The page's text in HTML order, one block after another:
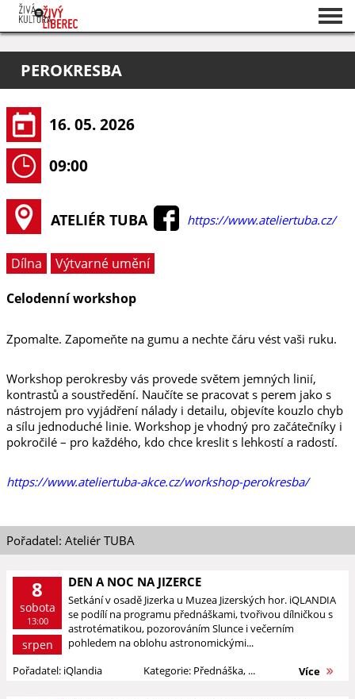
O projektu
Pořadatelé
PEROKRESBA
16. 05. 2026
09:00
ATELIÉR TUBA https://www.ateliertuba.cz/
Dílna
Výtvarné umění
Celodenní workshop
Zpomalte. Zapomeňte na gumu a nechte čáru vést vaši ruku.
Workshop perokresby vás provede světem jemných linií,
kontrastů a soustředění. Naučíte se pracovat s perem jako s
nástrojem pro vyjádření nálady i detailu, objevíte kouzlo chyb
a sílu jednoduché linie. Workshop je vhodný pro začátečníky i
pokročilé – pro každého, kdo chce kreslit s lehkostí a radostí.
https://www.ateliertuba-akce.cz/workshop-perokresba/
Pořadatel: Ateliér TUBA
8
sobota
13:00
srpen
DEN A NOC NA JIZERCE
Setkání v osadě Jizerka u Muzea Jizerských hor. iQLANDIA
se podílí na programu přednáškami, tvořivou dílničkou s
astrotématikou, pozorováním Slunce i večerním
pohledem na oblohu astronomickými...
Pořadatel: iQlandia
Kategorie: Přednáška, ... Více